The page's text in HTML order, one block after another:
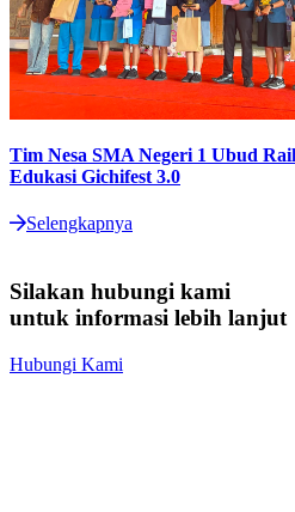
Tim Nesa SMA Negeri 1 Ubud
Edukasi Gichifest 3.0
Selengkapnya
Silakan hubungi kami
untuk informasi lebih lanjut
Hubungi Kami